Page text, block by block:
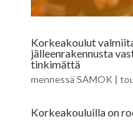
Korkeakoulut
jälleenrakennusta
tinkimättä
mennessä SAMOK |
Korkeakouluilla on